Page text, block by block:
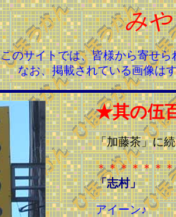
み
このサイトでは、皆様から寄せ
なお、掲載されている画像は
★其の伍
「加藤茶」に
＊＊＊＊＊＊
「志村」
アイーン♪